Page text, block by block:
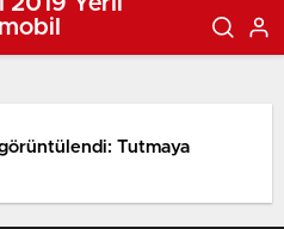
görüntülendi: Tutmaya